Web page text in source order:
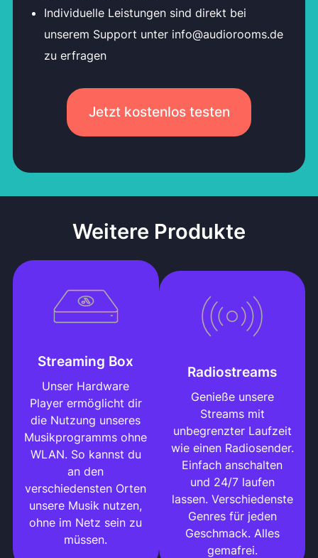
Individuelle Leistungen sind direkt bei
unserem Support unter info@audiorooms.de
zu erfragen
Jetzt kostenlos testen
Weitere Produkte
Streaming Box
Unser Hardware
Player ermöglicht dir
die Nutzung unseres
Musikprogramms ohne
WLAN. So kannst du
an den
verschiedensten Orten
unsere Musik nutzen,
ohne im Netz sein zu
müssen.
Radiostreams
Genieße unsere
Streams mit
unbegrenzter Laufzeit
wie einen Radiosender.
Einfach anschalten
und 24/7 laufen
lassen. Verschiedenste
Genres für jeden
Geschmack. Alles
gemafrei.